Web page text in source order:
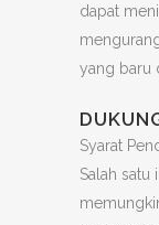
dapat
yang baru
Syarat
Salah